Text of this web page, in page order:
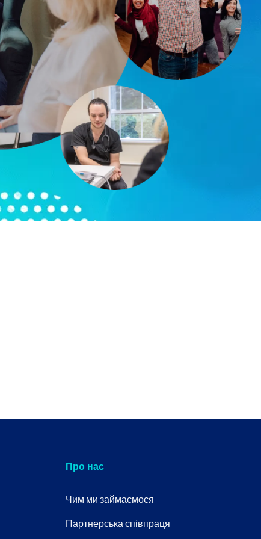
Про нас
Чим ми займаємося
Партнерська співпраця